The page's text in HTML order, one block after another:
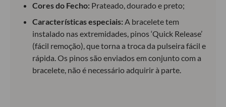
Cores do Fecho: Prateado, dourado e preto;
Características especiais: A bracelete tem
instalado nas extremidades, pinos ‘Quick Release’
(fácil remoção), que torna a troca da pulseira fácil e
rápida. Os pinos são enviados em conjunto com a
bracelete, não é necessário adquirir à parte.